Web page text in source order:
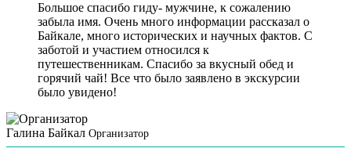
Большое спасибо гиду- мужчине, к сожалению
забыла имя. Очень много информации рассказал о
Байкале, много исторических и научных фактов. С
заботой и участием относился к
путешественникам. Спасибо за вкусный обед и
горячий чай! Все что было заявлено в экскурсии
было увидено!
Галина Байкал Организатор